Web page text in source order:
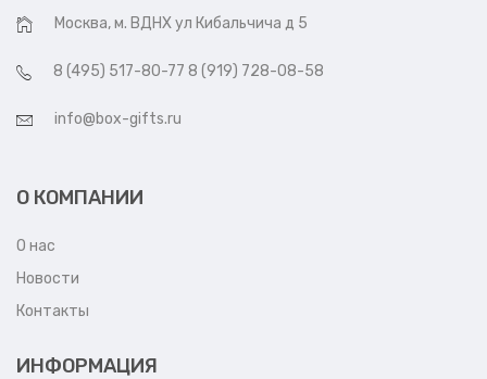
Москва, м. ВДНХ ул Кибальчича д 5
8 (495) 517-80-77 8 (919) 728-08-58
info@box-gifts.ru
О КОМПАНИИ
О нас
Новости
Контакты
ИНФОРМАЦИЯ